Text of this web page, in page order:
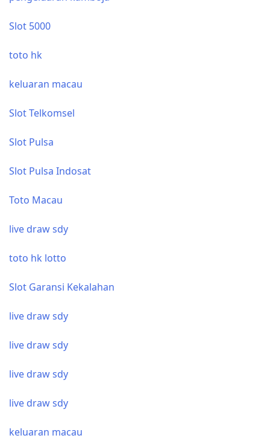
Slot 5000
toto hk
keluaran macau
Slot Telkomsel
Slot Pulsa
Slot Pulsa Indosat
Toto Macau
live draw sdy
toto hk lotto
Slot Garansi Kekalahan
live draw sdy
live draw sdy
live draw sdy
live draw sdy
keluaran macau